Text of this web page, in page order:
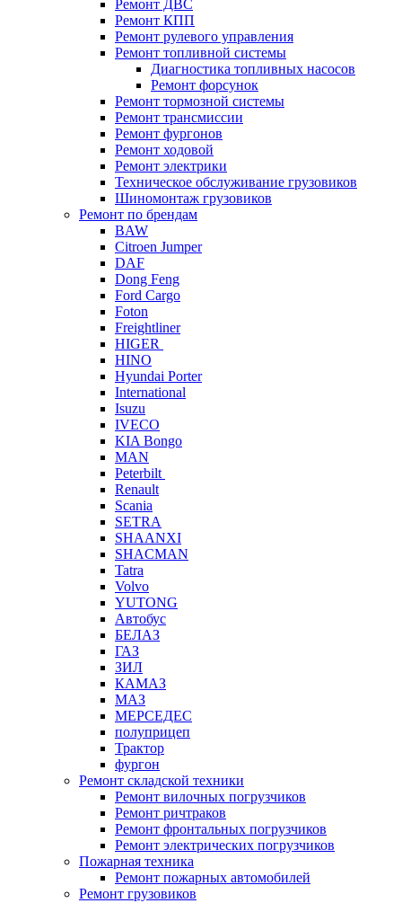
Ремонт ДВС
Ремонт КПП
Ремонт рулевого управления
Ремонт топливной системы
Диагностика топливных насосов
Ремонт форсунок
Ремонт тормозной системы
Ремонт трансмиссии
Ремонт фургонов
Ремонт ходовой
Ремонт электрики
Техническое обслуживание грузовиков
Шиномонтаж грузовиков
Ремонт по брендам
BAW
Citroen Jumper
DAF
Dong Feng
Ford Cargo
Foton
Freightliner
HIGER
HINO
Hyundai Porter
International
Isuzu
IVECO
KIA Bongo
MAN
Peterbilt
Renault
Scania
SETRA
SHAANXI
SHACMAN
Tatra
Volvo
YUTONG
Автобус
БЕЛАЗ
ГАЗ
ЗИЛ
КАМАЗ
МАЗ
МЕРСЕДЕС
полуприцеп
Трактор
фургон
Ремонт складской техники
Ремонт вилочных погрузчиков
Ремонт ричтраков
Ремонт фронтальных погрузчиков
Ремонт электрических погрузчиков
Пожарная техника
Ремонт пожарных автомобилей
Ремонт грузовиков